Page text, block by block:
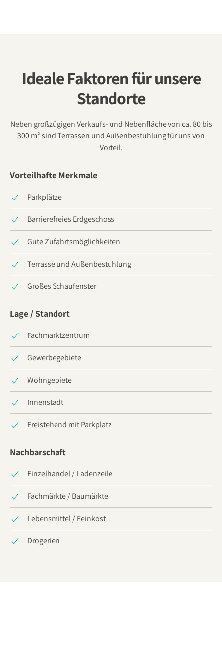
Ideale Faktoren für unsere
Standorte
Neben großzügigen Verkaufs- und Nebenfläche von ca. 80 bis
300 m² sind Terrassen und Außenbestuhlung für uns von
Vorteil.
Vorteilhafte Merkmale
Parkplätze
Barrierefreies Erdgeschoss
Gute Zufahrtsmöglichkeiten
Terrasse und Außenbestuhlung
Großes Schaufenster
Lage / Standort
Fachmarktzentrum
Gewerbegebiete
Wohngebiete
Innenstadt
Freistehend mit Parkplatz
Nachbarschaft
Einzelhandel / Ladenzeile
Fachmärkte / Baumärkte
Lebensmittel / Feinkost
Drogerien